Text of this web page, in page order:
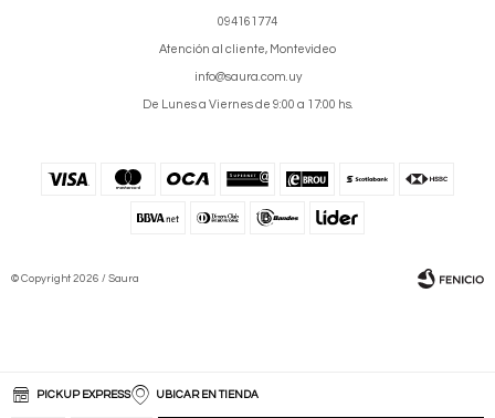
PICKUP EXPRESS UBICAR EN TIENDA
094161774
Atención al cliente, Montevideo
info@saura.com.uy
De Lunes a Viernes de 9:00 a 17:00 hs.
© Copyright 2026 / Saura